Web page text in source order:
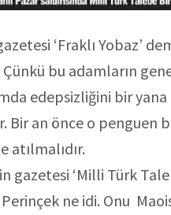
‘Fraklı Yobaz’
Çünkü bu adamların
edepsizliğini bir
Bir an önce o penguen
atılmalıdır.
gazetesi ‘Milli Türk
ne idi. Onu